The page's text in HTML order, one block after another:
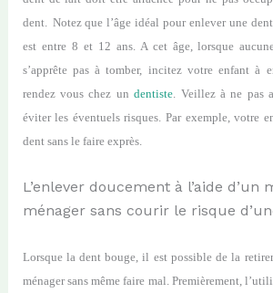
dent.
Notez que l’âge idéal pour enlever une
est entre 8 et 12 ans. Acet âge,lorsque
s’apprête pas à tomber, incitezvotre enfant à
rendez vous chez undentiste . Veillez à ne pas
éviter les éventuels risques. Par exemple, votre
dent sans le faire exprès.
L’enlever doucement à l’aide d’un
ménager sans courir le risque
Lorsque la dent bouge, il est possible de la
ménager sans même faire mal. Premièrement,